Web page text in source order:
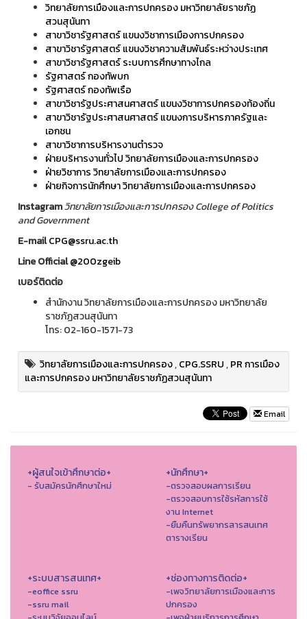
วิทยาลัยการเมืองและการปกครอง มหาวิทยาลัยราชภัฏ
สวนสุนันทา
สาขาวิชารัฐศาสตร์ แขนงวิชาการเมืองการปกครอง
สาขาวิชารัฐศาสตร์ แขนงวิชาความสัมพันธ์ระหว่างประเทศ
สาขาวิชารัฐศาสตร์ ระบบการศึกษาทางไกล
รัฐศาสตร์ กองทัพบก
รัฐศาสตร์ กองทัพเรือ
สาขาวิชารัฐประศาสนศาสตร์ แขนงวิชาการปกครองท้องถิ่น
สาขาวิชารัฐประศาสนศาสตร์ แขนงการบริหารภาครัฐและ
เอกชน
สาขาวิชาการบริหารงานตำรวจ
ฝ่ายบริหารงานทั่วไป วิทยาลัยการเมืองและการปกครอง
ฝ่ายวิชาการ วิทยาลัยการเมืองและการปกครอง
ฝ่ายกิจการนักศึกษา วิทยาลัยการเมืองและการปกครอง
Instagramวิทยาลัยการเมืองและการปกครอง College of Politics
and Government
E-mailCPG@ssru.ac.th
Line Official@200zgeib
เบอร์ติดต่อ
สำนักงาน วิทยาลัยการเมืองและการปกครอง มหาวิทยาลัย
ราชภัฏสวนสุนันทา
โทร: 02-160-1571-73
วิทยาลัยการเมืองและการปกครอง,CPG.SSRU,PR การเมือง
และการปกครอง มหาวิทยาลัยราชภัฏสวนสุนันทา
Email
+ผู้สนใจเข้าศึกษาต่อ+
- รับสมัครนักศึกษาใหม่
+นักศึกษา+
-ตรวจสอบผลการเรียน
-ตรวจสอบการใช้รหัสการใช้
งาน Internet
-ยืมคืนทรัพยากรสารสนเทศ
ตารางเรียน
+ระบบสารสนเทศ+
-eoffice ssru
-ssru mail
+ช่องทางการติดต่อ+
-เพจวิทยาลัยการเมืองและการ
ปกครอง